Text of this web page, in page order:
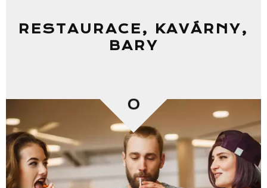
RESTAURACE, KAVÁRNY,
BARY
0